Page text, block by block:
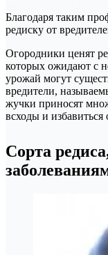
Благодаря таким
редиску от
Огородники ценят
которых ожидают с
урожай могут
вредители,
жучки приносят
всходы и избавиться
Сорта